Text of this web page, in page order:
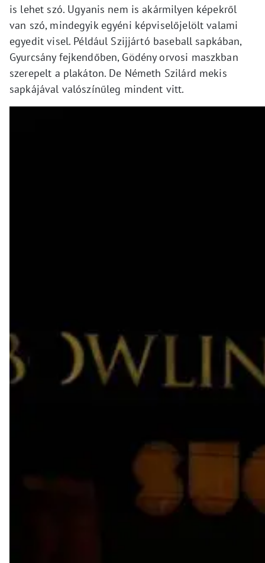
is lehet szó. Ugyanis nem is akármilyen képekről
van szó, mindegyik egyéni képviselőjelölt valami
egyedit visel. Például Szijjártó baseball sapkában,
Gyurcsány fejkendőben, Gödény orvosi maszkban
szerepelt a plakáton. De Németh Szilárd mekis
sapkájával valószínűleg mindent vitt.